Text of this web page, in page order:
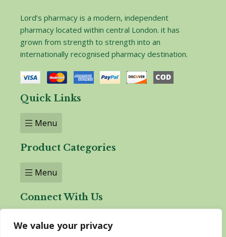
We value your privacy
Lord’s pharmacy is a modern, independent
pharmacy located within central London. it has
grown from strength to strength into an
internationally recognised pharmacy destination.
Quick Links
Menu
Product Categories
Menu
Connect With Us